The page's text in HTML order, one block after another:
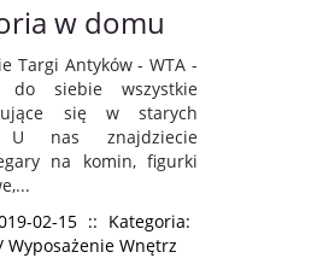
w domu
Targi Antyków - WTA -
do siebie wszystkie
się w starych
U nas znajdziecie
na komin, figurki
02-15 :: Kategoria:
Wyposażenie Wnętrz